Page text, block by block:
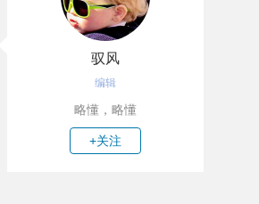
驭风
编辑
略懂，略懂
+关注